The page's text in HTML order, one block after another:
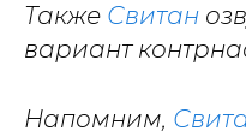
Также Свитан
вариант
Напомним,